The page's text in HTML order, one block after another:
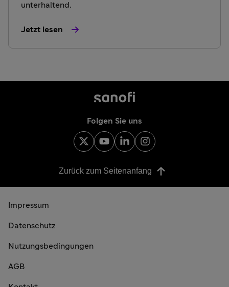
unterhaltend.
Jetzt lesen
Folgen Sie uns
Zurück zum Seitenanfang
Impressum
Datenschutz
Nutzungsbedingungen
AGB